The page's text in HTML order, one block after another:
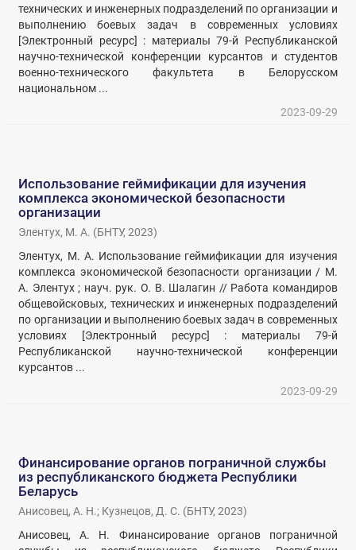
технических и инженерных подразделений по организации и
выполнению боевых задач в современных условиях
[Электронный ресурс] : материалы 79-й Республиканской
научно-технической конференции курсантов и студентов
военно-технического факультета в Белорусском
национальном ...
2023-09-29
Использование геймификации для изучения
комплекса экономической безопасности
организации
Элентух, М. А. (БНТУ,2023)
Элентух, М. А. Использование геймификации для изучения
комплекса экономической безопасности организации / М.
А. Элентух ; науч. рук. О. В. Шалагин // Работа командиров
общевойсковых, технических и инженерных подразделений
по организации и выполнению боевых задач в современных
условиях [Электронный ресурс] : материалы 79-й
Республиканской научно-технической конференции
курсантов ...
2023-09-29
Финансирование органов пограничной службы
из республиканского бюджета Республики
Беларусь
Анисовец, А. Н.; Кузнецов, Д. С. (БНТУ,2023)
Анисовец, А. Н. Финансирование органов пограничной